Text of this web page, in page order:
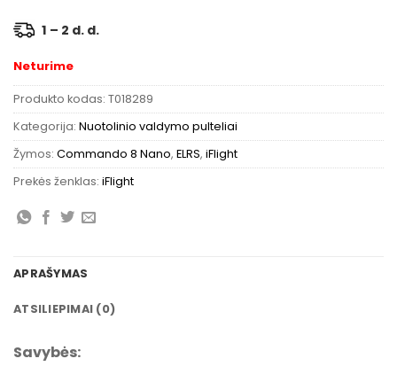
1 – 2 d. d.
Neturime
Produkto kodas: T018289
Kategorija: Nuotolinio valdymo pulteliai
Žymos: Commando 8 Nano, ELRS, iFlight
Prekės ženklas: iFlight
APRAŠYMAS
ATSILIEPIMAI (0)
Savybės: